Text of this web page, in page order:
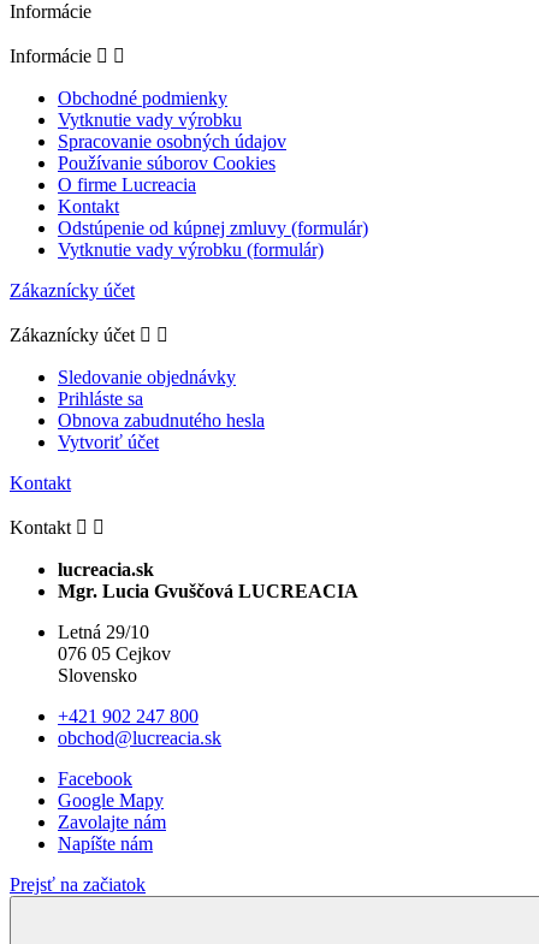
Informácie
Informácie  
Obchodné podmienky
Vytknutie vady výrobku
Spracovanie osobných údajov
Používanie súborov Cookies
O firme Lucreacia
Kontakt
Odstúpenie od kúpnej zmluvy (formulár)
Vytknutie vady výrobku (formulár)
Zákaznícky účet
Zákaznícky účet  
Sledovanie objednávky
Prihláste sa
Obnova zabudnutého hesla
Vytvoriť účet
Kontakt
Kontakt  
lucreacia.sk
Mgr. Lucia Gvuščová LUCREACIA
Letná 29/10
076 05 Cejkov
Slovensko
+421 902 247 800
obchod@lucreacia.sk
Facebook
Google Mapy
Zavolajte nám
Napíšte nám
Prejsť na začiatok